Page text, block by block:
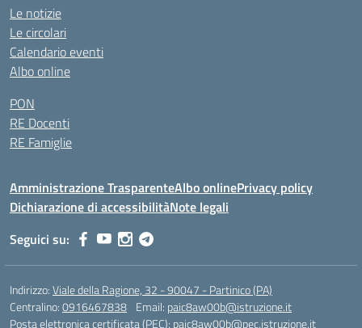
Le notizie
Le circolari
Calendario eventi
Albo online
PON
RE Docenti
RE Famiglie
Amministrazione TrasparenteAlbo onlinePrivacy policy
Dichiarazione di accessibilitàNote legali
Seguici su:
Indirizzo:Viale della Ragione, 32 - 90047 - Partinico (PA)
Centralino:0916467838 Email: paic8aw00b@istruzione.it
Posta elettronica certificata (PEC): paic8aw00b@pec.istruzione.it